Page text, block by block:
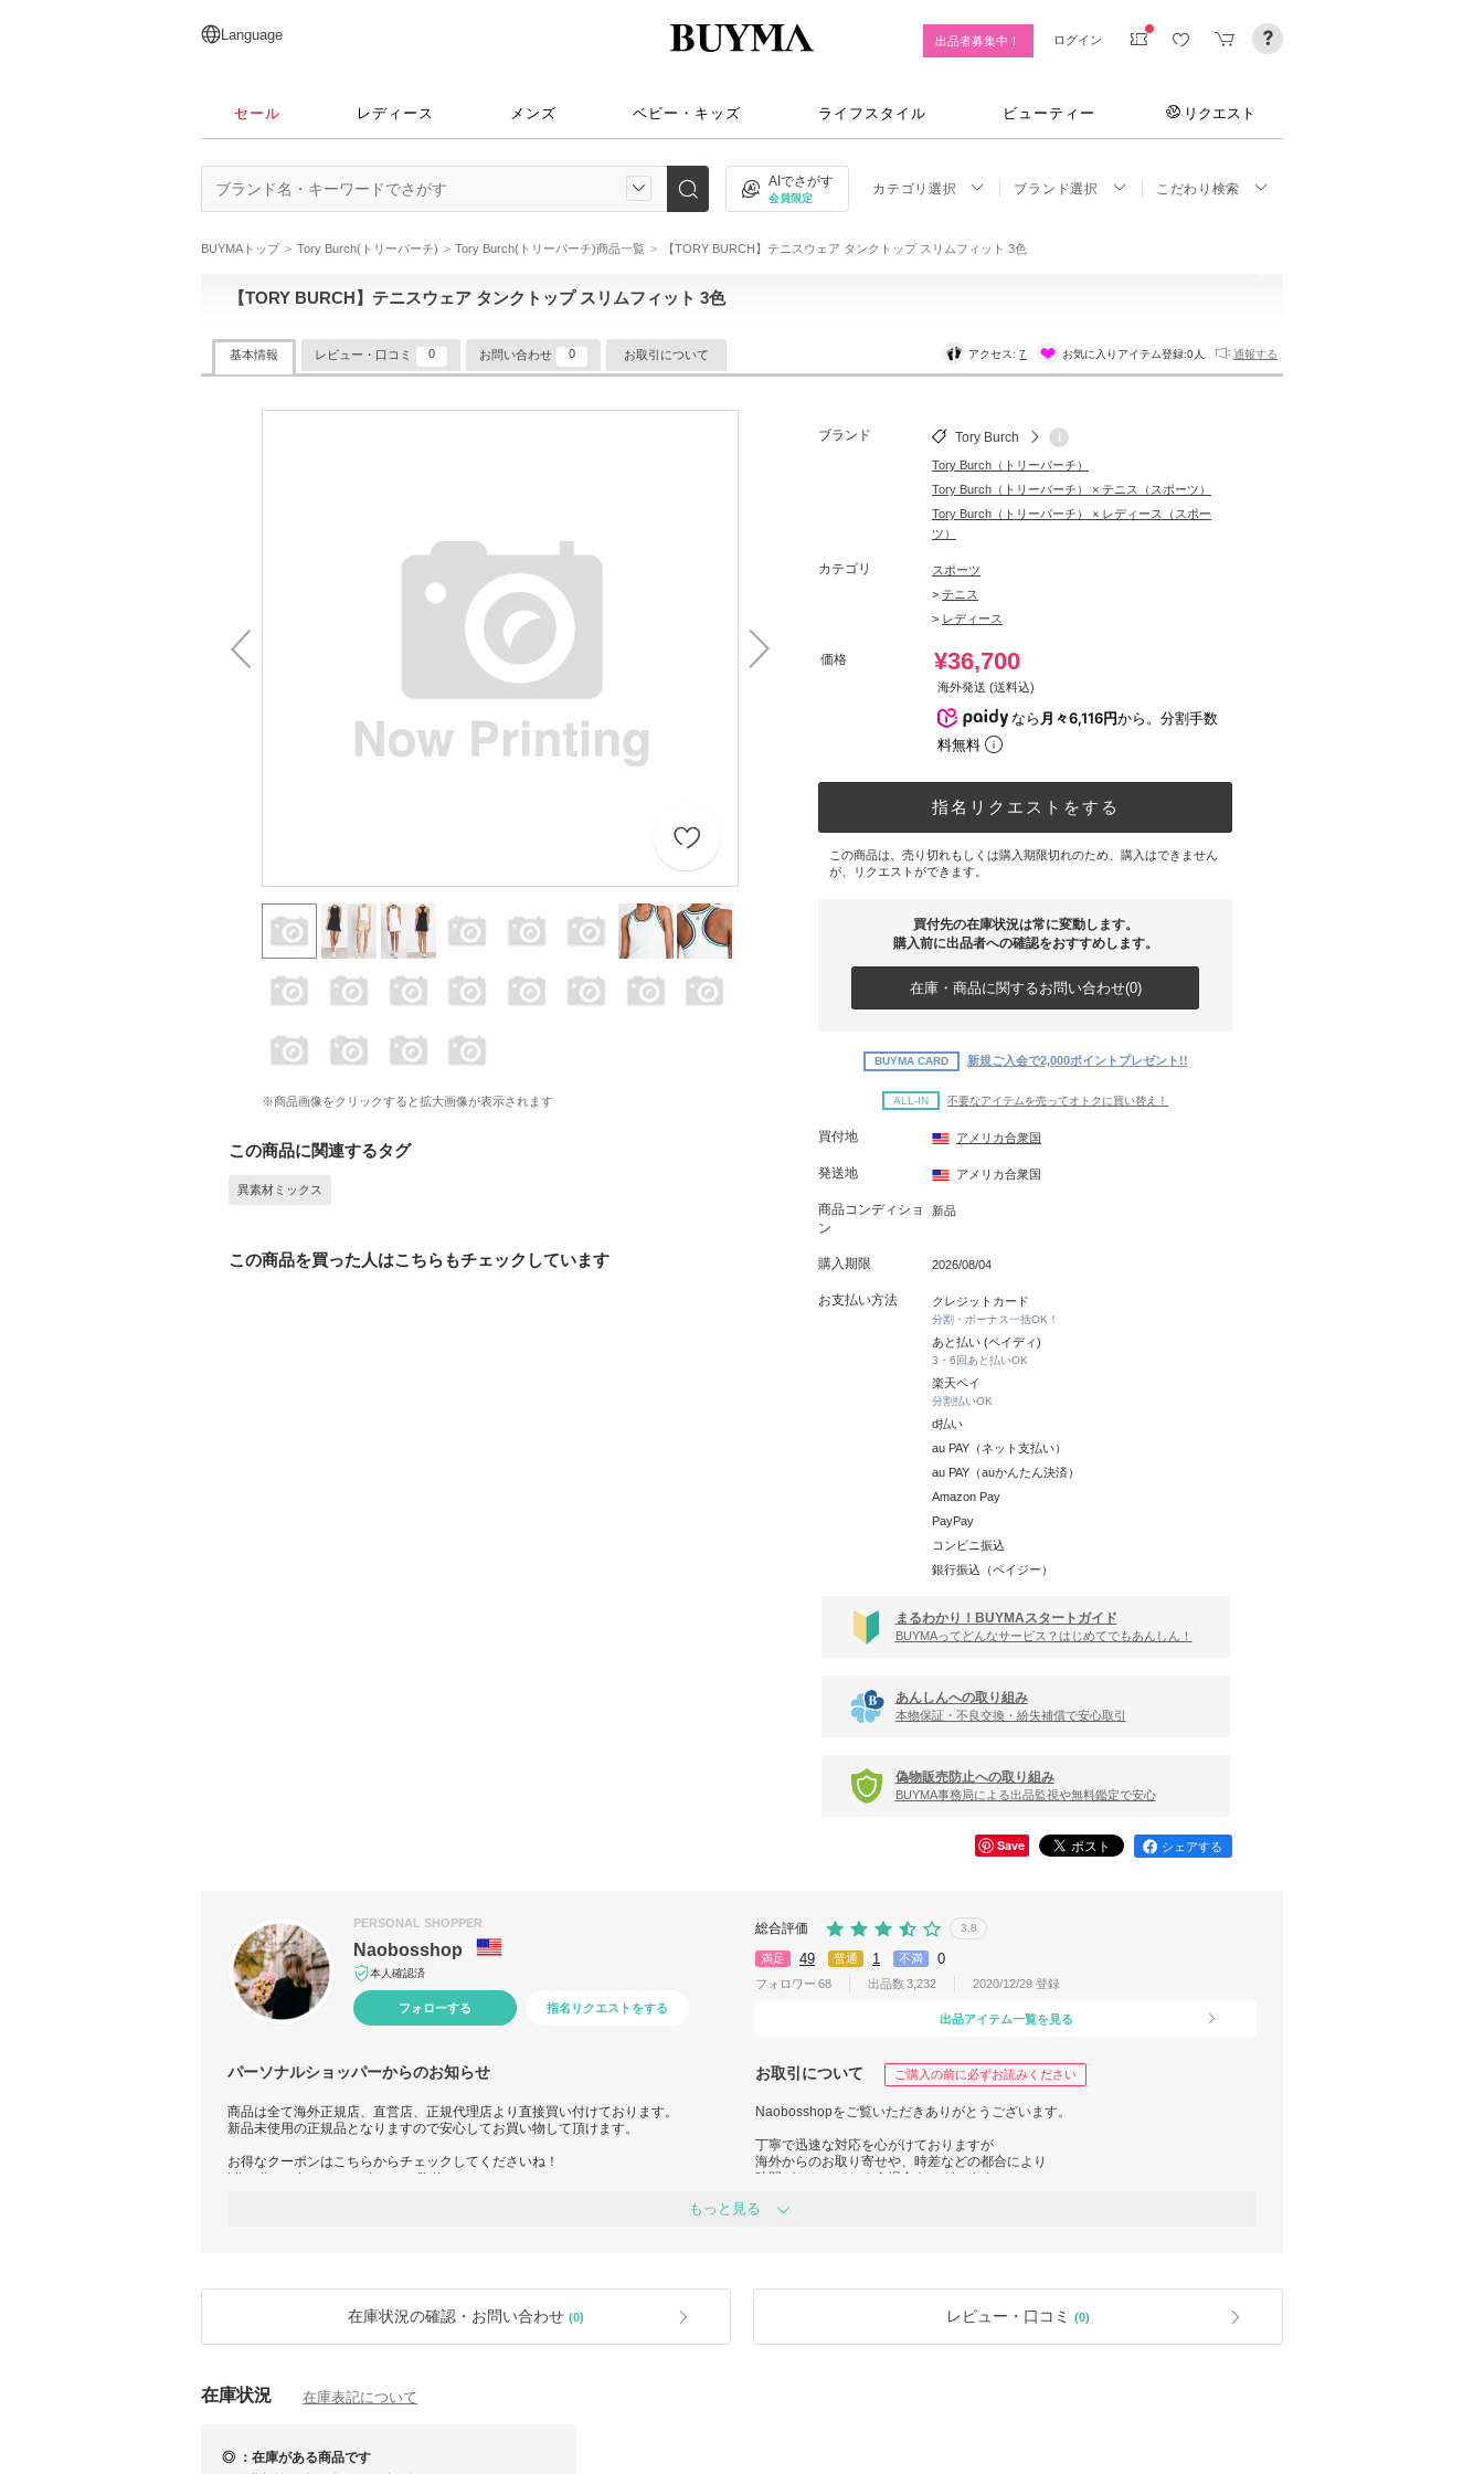
日本語
English
简体中文
繁體中文
Language 出品者募集中！ ログイン
セール レディース メンズ ベビー・キッズ ライフスタイル ビューティー リクエスト
AIでさがす
会員限定
カテゴリ選択 ブランド選択 こだわり検索
BUYMAトップ Tory Burch(トリーバーチ) Tory Burch(トリーバーチ)商品一覧 【TORY BURCH】テニスウェア タンクトップ スリムフィット 3色
【TORY BURCH】テニスウェア タンクトップ スリムフィット 3色
基本情報 レビュー・口コミ 0 お問い合わせ 0 お取引について アクセス:7 お気に入りアイテム登録:0人 通報する
※商品画像をクリックすると拡大画像が表示されます
この商品に関連するタグ
異素材ミックス
この商品を買った人はこちらもチェックしています
ブランド Tory Burch i
Tory Burch（トリーバーチ）
Tory Burch（トリーバーチ） × テニス（スポーツ）
Tory Burch（トリーバーチ） × レディース（スポー
ツ）
カテゴリ
スポーツ
> テニス
> レディース
価格 ¥36,700
海外発送 (送料込)
なら 月々6,116円から。分割手数
料無料
指名リクエストをする
この商品は、売り切れもしくは購入期限切れのため、購入はできません
が、リクエストができます。
買付先の在庫状況は常に変動します。
購入前に出品者への確認をおすすめします。
在庫・商品に関するお問い合わせ(0)
BUYMA CARD 新規ご入会で2,000ポイントプレゼント!!
ALL-IN 不要なアイテムを売ってオトクに買い替え！
買付地 アメリカ合衆国
発送地 アメリカ合衆国
商品コンディショ
ン
新品
購入期限 2026/08/04
お支払い方法 クレジットカード
分割・ボーナス一括OK！
あと払い (ペイディ)
3・6回あと払いOK
楽天ペイ
分割払いOK
d払い
au PAY（ネット支払い）
au PAY（auかんたん決済）
Amazon Pay
PayPay
コンビニ振込
銀行振込（ペイジー）
まるわかり！BUYMAスタートガイド
BUYMAってどんなサービス？はじめてでもあんしん！
あんしんへの取り組み
本物保証・不良交換・紛失補償で安心取引
偽物販売防止への取り組み
BUYMA事務局による出品監視や無料鑑定で安心
Save シェアする
PERSONAL SHOPPER
Naobosshop
本人確認済
フォローする 指名リクエストをする
総合評価 3.8
満足 49 普通 1 不満 0
フォロワー 68 出品数 3,232 2020/12/29 登録
出品アイテム一覧を見る
パーソナルショッパーからのお知らせ お取引について ご購入の前に必ずお読みください
商品は全て海外正規店、直営店、正規代理店より直接買い付けております。
新品未使用の正規品となりますので安心してお買い物して頂けます。
お得なクーポンはこちらからチェックしてくださいね！
https://www.buyma.com/coupon/list/
お客様の都合による返品交換は受け付けておりません。
サイズやお色などのお間違いがありません様に
再度確認の上ご注文ください。
ります。
Naobosshopをご覧いただきありがとうございます。
丁寧で迅速な対応を心がけておりますが
海外からのお取り寄せや、時差などの都合により
時間がかかってしまう場合もございます。
気持ち良くお買い物をしていただける様に
予めご了承下さいませ。
ご注文確定後に商品の買い付けを致しますので
もっと見る
在庫状況の確認・お問い合わせ (0) レビュー・口コミ (0)
在庫状況 在庫表記について
◎ ：在庫がある商品です